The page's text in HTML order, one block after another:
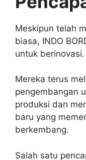
Meskipun telah
biasa, INDO
untuk berinovasi.
Mereka terus
pengembangan
produksi dan
baru yang
berkembang.
Salah satu